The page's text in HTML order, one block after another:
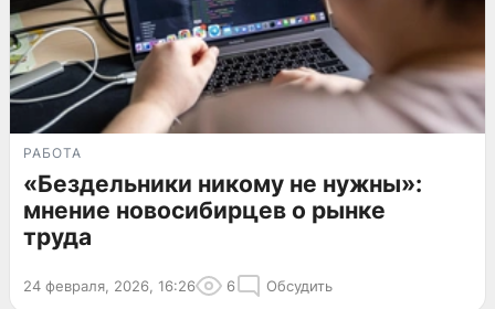
РАБОТА
«Бездельники никому не нужны»:
мнение новосибирцев о рынке
труда
24 февраля, 2026, 16:26 6 Обсудить